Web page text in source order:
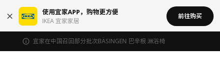
使用宜家APP，购物更方便
IKEA 宜家家居
前往购买
宜家在中国召回部分批次BÄSINGEN 巴辛根 淋浴椅